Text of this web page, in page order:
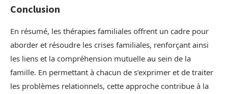
Conclusion
En résumé, les thérapies familiales offrent un cadre pour
aborder et résoudre les crises familiales, renforçant ainsi
les liens et la compréhension mutuelle au sein de la
famille. En permettant à chacun de s’exprimer et de traiter
les problèmes relationnels, cette approche contribue à la